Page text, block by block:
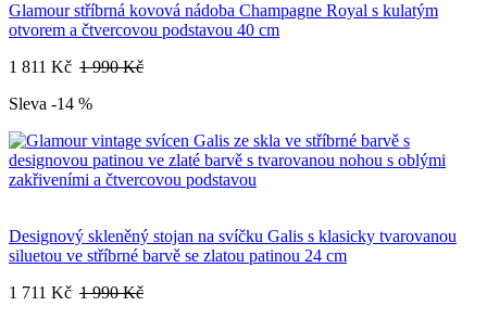
Glamour stříbrná kovová nádoba Champagne Royal s kulatým
otvorem a čtvercovou podstavou 40 cm
1 811 Kč 1 990 Kč
Sleva -14 %
Designový skleněný stojan na svíčku Galis s klasicky tvarovanou
siluetou ve stříbrné barvě se zlatou patinou 24 cm
1 711 Kč 1 990 Kč